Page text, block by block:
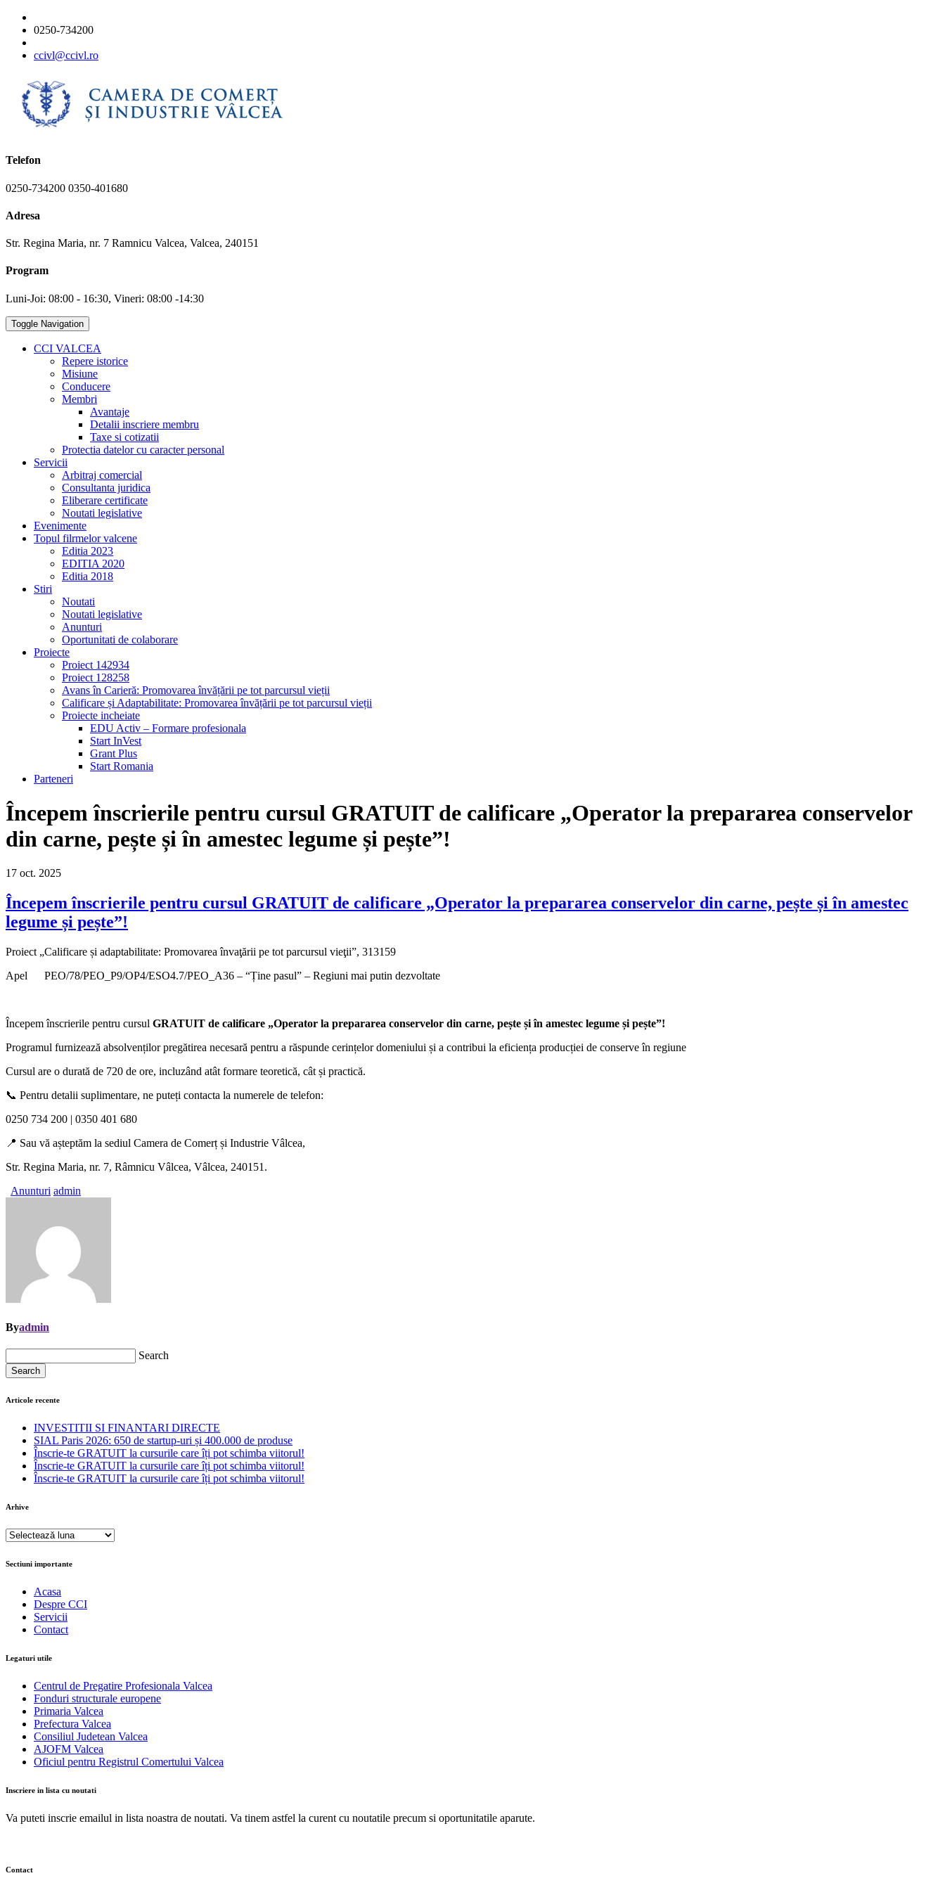
0250-734200
ccivl@ccivl.ro
Telefon
0250-734200 0350-401680
Adresa
Str. Regina Maria, nr. 7 Ramnicu Valcea, Valcea, 240151
Program
Luni-Joi: 08:00 - 16:30, Vineri: 08:00 -14:30
Toggle Navigation
CCI VALCEA
Repere istorice
Misiune
Conducere
Membri
Avantaje
Detalii inscriere membru
Taxe si cotizatii
Protectia datelor cu caracter personal
Servicii
Arbitraj comercial
Consultanta juridica
Eliberare certificate
Noutati legislative
Evenimente
Topul filrmelor valcene
Editia 2023
EDITIA 2020
Editia 2018
Stiri
Noutati
Noutati legislative
Anunturi
Oportunitati de colaborare
Proiecte
Proiect 142934
Proiect 128258
Avans în Carieră: Promovarea învățării pe tot parcursul vieții
Calificare și Adaptabilitate: Promovarea învățării pe tot parcursul vieții
Proiecte incheiate
EDU Activ – Formare profesionala
Start InVest
Grant Plus
Start Romania
Parteneri
Începem înscrierile pentru cursul GRATUIT de calificare „Operator la prepararea conservelor
din carne, pește și în amestec legume și pește”!
17 oct. 2025
Începem înscrierile pentru cursul GRATUIT de calificare „Operator la prepararea conservelor din carne, pește și în amestec
legume și pește”!
Proiect „Calificare și adaptabilitate: Promovarea învaţării pe tot parcursul vieţii”, 313159
Apel PEO/78/PEO_P9/OP4/ESO4.7/PEO_A36 – “Ține pasul” – Regiuni mai putin dezvoltate
Începem înscrierile pentru cursul GRATUIT de calificare „Operator la prepararea conservelor din carne, pește și în amestec legume și pește”!
Programul furnizează absolvenților pregătirea necesară pentru a răspunde cerințelor domeniului și a contribui la eficiența producției de conserve în regiune
Cursul are o durată de 720 de ore, incluzând atât formare teoretică, cât și practică.
📞 Pentru detalii suplimentare, ne puteți contacta la numerele de telefon:
0250 734 200 | 0350 401 680
📍 Sau vă așteptăm la sediul Camera de Comerț și Industrie Vâlcea,
Str. Regina Maria, nr. 7, Râmnicu Vâlcea, Vâlcea, 240151.
Anunturi admin
Byadmin
Search
Search
Articole recente
INVESTITII SI FINANTARI DIRECTE
SIAL Paris 2026: 650 de startup-uri și 400.000 de produse
Înscrie-te GRATUIT la cursurile care îți pot schimba viitorul!
Înscrie-te GRATUIT la cursurile care îți pot schimba viitorul!
Înscrie-te GRATUIT la cursurile care îți pot schimba viitorul!
Arhive
Arhive
Sectiuni importante
Acasa
Despre CCI
Servicii
Contact
Legaturi utile
Centrul de Pregatire Profesionala Valcea
Fonduri structurale europene
Primaria Valcea
Prefectura Valcea
Consiliul Judetean Valcea
AJOFM Valcea
Oficiul pentru Registrul Comertului Valcea
Inscriere in lista cu noutati
Va puteti inscrie emailul in lista noastra de noutati. Va tinem astfel la curent cu noutatile precum si oportunitatile aparute.
Contact